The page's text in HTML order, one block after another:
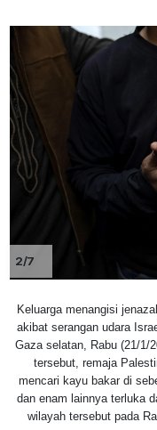
2/7
Keluarga menangisi
akibat serangan udara
Gaza selatan, Rabu (21/1/
tersebut, remaja
mencari kayu bakar di
dan enam lainnya terluka
wilayah tersebut pada